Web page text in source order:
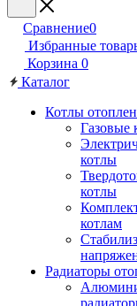
Сравнение0
Избранные
Корзина 0
Каталог
Котлы
Газовые
котлы
котлы
котлам
Радиаторы